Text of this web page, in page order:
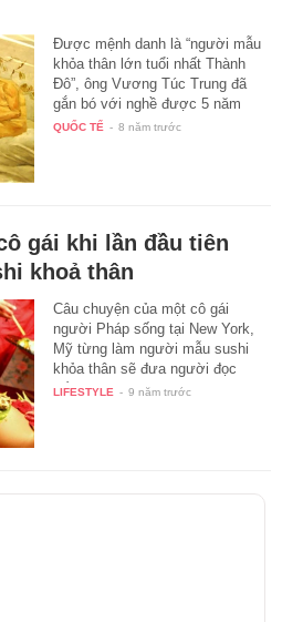
Được mệnh danh là “người mẫu
khỏa thân lớn tuổi nhất Thành
Đô”, ông Vương Túc Trung đã
gắn bó với nghề được 5 năm
và…
QUỐC TẾ - 8 năm trước
gái khi lần đầu tiên
khoả thân
Câu chuyện của một cô gái
người Pháp sống tại New York,
Mỹ từng làm người mẫu sushi
khỏa thân sẽ đưa người đọc
đến…
LIFESTYLE - 9 năm trước